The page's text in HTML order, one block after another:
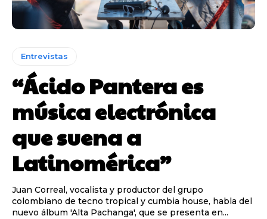
Entrevistas
“Ácido Pantera es
música electrónica
que suena a
Latinomérica”
Juan Correal, vocalista y productor del grupo
colombiano de tecno tropical y cumbia house, habla del
nuevo álbum 'Alta Pachanga', que se presenta en...